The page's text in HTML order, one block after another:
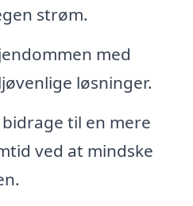
strøm.
med
løsninger.
til en mere
ved at mindske